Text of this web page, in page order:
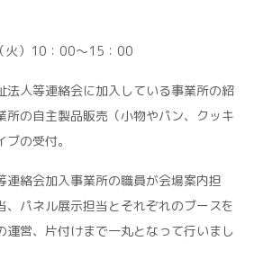
火）10：00～15：00
法人等連絡会に加入している事業所の紹
所の自主製品販売（小物やパン、クッキ
の受付。
連絡会加入事業所の職員が会場案内担
、パネル展示担当とそれぞれのブースを
運営、片付けまで一丸となって行いまし